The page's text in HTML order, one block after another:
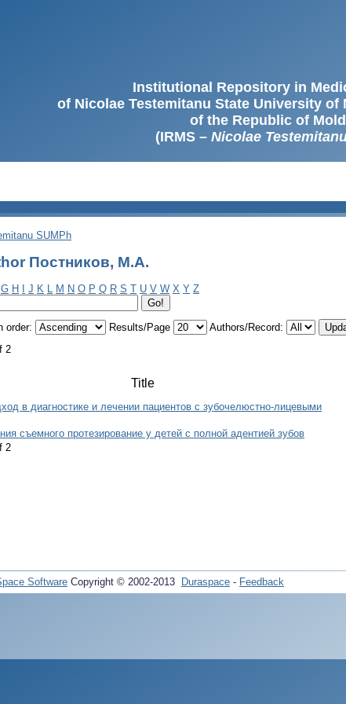
Institutional Repository in
of Nicolae Testemitanu State University of
of the Republic of
(IRMS – Nicolae
SUMPh
Постников, М.А.
G H J K L M N O P Q R S T U V W X Y Z
order: Results/Page
Authors/Record:
2
Title
в диагностике и лечении пациентов с зубочелюстно-лицевыми
съемного протезирование у детей c полной адентией зубов
2
Software Copyright © 2002-2013 Duraspace - Feedback